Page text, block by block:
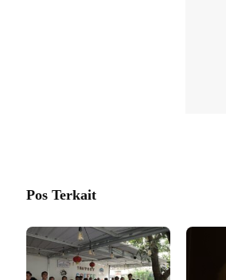
Pos Terkait